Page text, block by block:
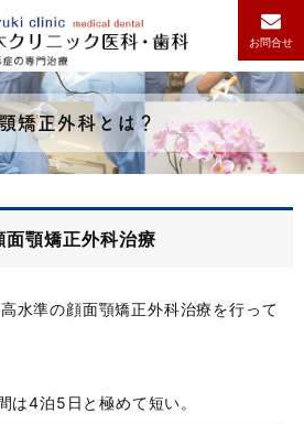
お問合せ
矯正外科とは？
顎矯正外科治療
水準の顔面顎矯正外科治療を行って
は4泊5⽇と極めて短い。